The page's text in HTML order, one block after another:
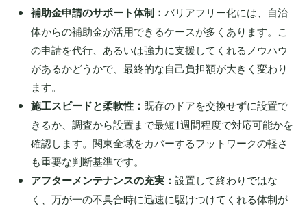
補助金申請のサポート体制： バリアフリー化には、自治
体からの補助金が活用できるケースが多くあります。こ
の申請を代行、あるいは強力に支援してくれるノウハウ
があるかどうかで、最終的な自己負担額が大きく変わり
ます。
施工スピードと柔軟性： 既存のドアを交換せずに設置で
きるか、調査から設置まで最短1週間程度で対応可能かを
確認します。関東全域をカバーするフットワークの軽さ
も重要な判断基準です。
アフターメンテナンスの充実： 設置して終わりではな
く、万が一の不具合時に迅速に駆けつけてくれる体制が